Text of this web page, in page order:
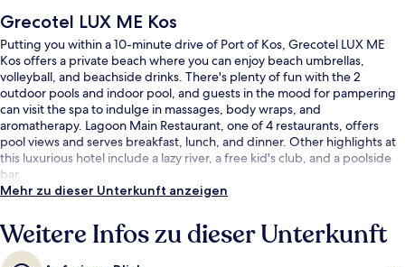
Grecotel LUX ME Kos
Putting you within a 10-minute drive of Port of Kos, Grecotel LUX ME
Kos offers a private beach where you can enjoy beach umbrellas,
volleyball, and beachside drinks. There's plenty of fun with the 2
outdoor pools and indoor pool, and guests in the mood for pampering
can visit the spa to indulge in massages, body wraps, and
aromatherapy. Lagoon Main Restaurant, one of 4 restaurants, offers
pool views and serves breakfast, lunch, and dinner. Other highlights at
this luxurious hotel include a lazy river, a free kid's club, and a poolside
bar.
Mehr zu dieser Unterkunft anzeigen
Weitere Infos zu dieser Unterkunft